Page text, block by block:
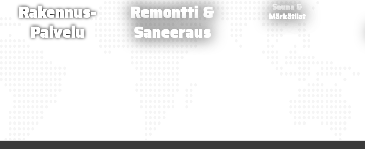
Rakennus-
Palvelu
Remontti &
Saneeraus
Sauna &
Märkätilat